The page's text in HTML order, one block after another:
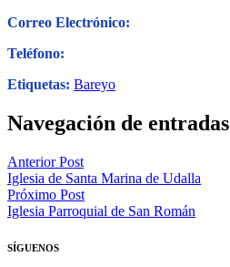
Correo Electrónico:
Teléfono:
Etiquetas: Bareyo
Navegación de entradas
Anterior Post
Iglesia de Santa Marina de Udalla
Próximo Post
Iglesia Parroquial de San Román
SÍGUENOS